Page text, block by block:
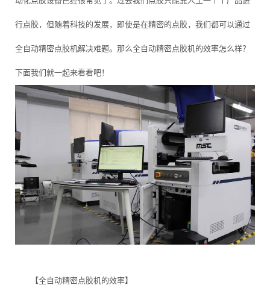
行点胶，但随着科技的发展，即使是在精密的点胶，我们都可以通过
全自动精密点胶机解决难题。那么全自动精密点胶机的效率怎么样？
下面我们就一起来看看吧！
【全自动精密点胶机的效率】